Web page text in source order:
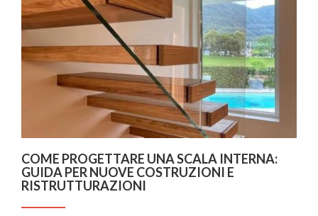
COME PROGETTARE UNA SCALA INTERNA:
GUIDA PER NUOVE COSTRUZIONI E
RISTRUTTURAZIONI